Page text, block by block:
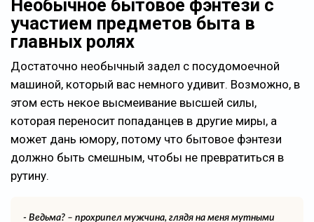
Необычное бытовое фэнтези с
участием предметов быта в
главных ролях
Достаточно необычный задел с посудомоечной
машиной, который вас немного удивит. Возможно, в
этом есть некое высмеивание высшей силы,
которая переносит попаданцев в другие миры, а
может дань юмору, потому что бытовое фэнтези
должно быть смешным, чтобы не превратиться в
рутину.
- Ведьма? – прохрипел мужчина, глядя на меня мутными